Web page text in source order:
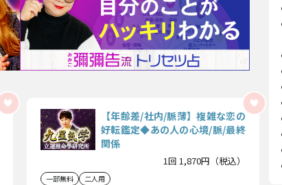
【年齢差/社内/脈薄】複雑な恋の
好転鑑定◆あの人の心境/脈/最終
関係
1回 1,870円（税込）
一部無料 二人用